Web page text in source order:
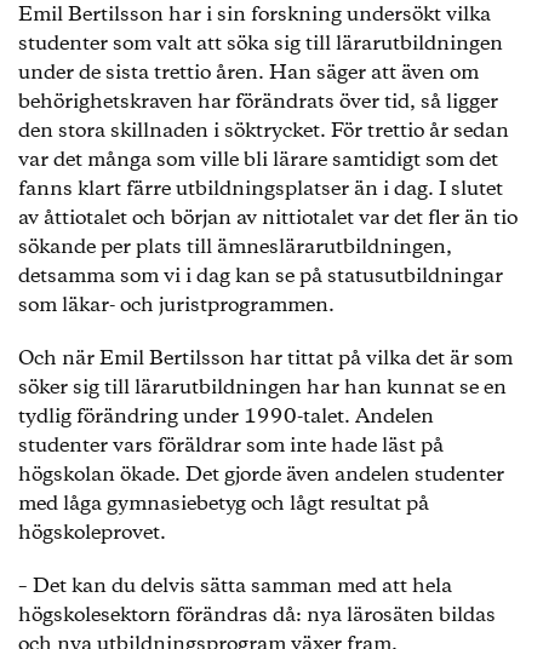
Emil Bertilsson har i sin forskning undersökt vilka
studenter som valt att söka sig till lärarutbildningen
under de sista trettio åren. Han säger att även om
behörighetskraven har förändrats över tid, så ligger
den stora skillnaden i söktrycket. För trettio år sedan
var det många som ville bli lärare samtidigt som det
fanns klart färre utbildningsplatser än i dag. I slutet
av åttiotalet och början av nittiotalet var det fler än tio
sökande per plats till ämneslärarutbildningen,
detsamma som vi i dag kan se på statusutbildningar
som läkar- och juristprogrammen.
Och när Emil Bertilsson har tittat på vilka det är som
söker sig till lärarutbildningen har han kunnat se en
tydlig förändring under 1990-talet. Andelen
studenter vars föräldrar som inte hade läst på
högskolan ökade. Det gjorde även andelen studenter
med låga gymnasiebetyg och lågt resultat på
högskoleprovet.
– Det kan du delvis sätta samman med att hela
högskolesektorn förändras då: nya lärosäten bildas